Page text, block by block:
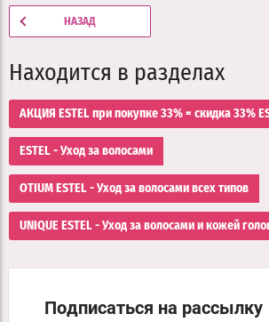
НАЗАД
Находится в разделах
АКЦИЯ ESTEL при покупке 33% = скидка 33%
ESTEL - Уход за волосами
OTIUM ESTEL - Уход за волосами всех типов
UNIQUE ESTEL - Уход за волосами и кожей
Подписаться на рассылку